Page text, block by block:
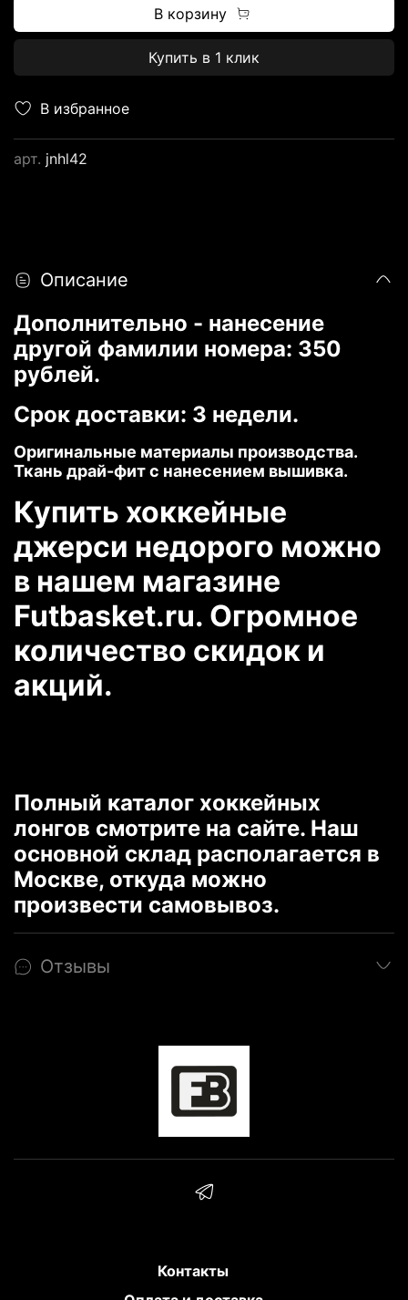
В избранное
арт. jnhl42
В корзину
Купить в 1 клик
Описание
Дополнительно - нанесение
другой фамилии номера: 350
рублей.
Срок доставки: 3 недели.
Оригинальные материалы производства.
Ткань драй-фит с нанесением вышивка.
Купить хоккейные
джерси недорого можно
в нашем магазине
Futbasket.ru. Огромное
количество скидок и
акций.
Полный каталог хоккейных
лонгов смотрите на сайте. Наш
основной склад располагается в
Москве, откуда можно
произвести самовывоз.
Отзывы
Контакты